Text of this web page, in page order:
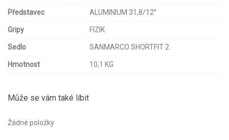
Představec ALUMINIUM 31,8/12°
Gripy FIZIK
Sedlo SANMARCO SHORTFIT 2
Hmotnost 10,1 KG
Může se vám také líbit
Žádné položky